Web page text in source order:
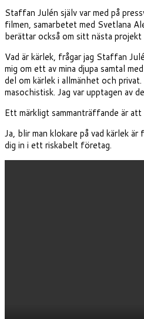
Staffan Julén själv var med på
filmen, samarbetet med Svetlana
berättar också om sitt nästa
Vad är kärlek, frågar jag Staffan
mig om ett av mina djupa samtal
del om kärlek i allmänhet och
masochistisk. Jag var upptagen av
Ett märkligt sammanträffande är
Ja, blir man klokare på vad kärlek
dig in i ett riskabelt företag.